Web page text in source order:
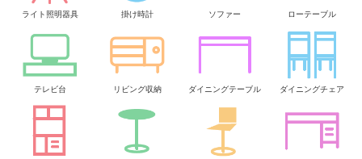
ライト照明器具 掛け時計 ソファー ローテーブル
テレビ台 リビング収納 ダイニングテーブル ダイニングチェア